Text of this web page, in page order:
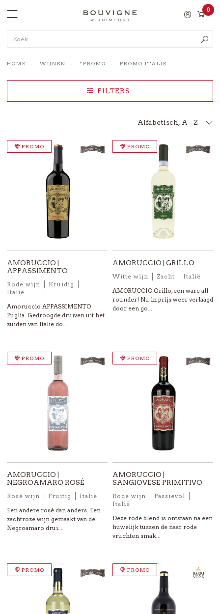
naar
navigatie
HOME WIJNEN *PROMO PROMO ITALIË
PROMO
AMORUCCIO |
APPASSIMENTO
Rode wijn
Kruidig
Italië
Amoruccio APPASSIMENTO
Puglia. Gedroogde druiven uit het
zuiden van Italië do...
PROMO
AMORUCCIO | GRILLO
Witte wijn Zacht
Italië
AMORUCCIO Grillo, een ware all-
rounder! Nu in prijs weer verlaagd
door een go...
PROMO
AMORUCCIO |
NEGROAMARO ROSÉ
Rosé wijn Fruitig
Italië
Een andere rosé dan anders. Een
zachtroze wijn gemaakt van de
Negroamaro drui...
PROMO
AMORUCCIO |
SANGIOVESE PRIMITIVO
Rode wijn
Passievol
Italië
Deze rode blend is ontstaan na een
huwelijk tussen de naar rode
vruchten smak...
PROMO PROMO
FILTERS
BOUVIGNE
WIJNIMPORT
0
Zoek...